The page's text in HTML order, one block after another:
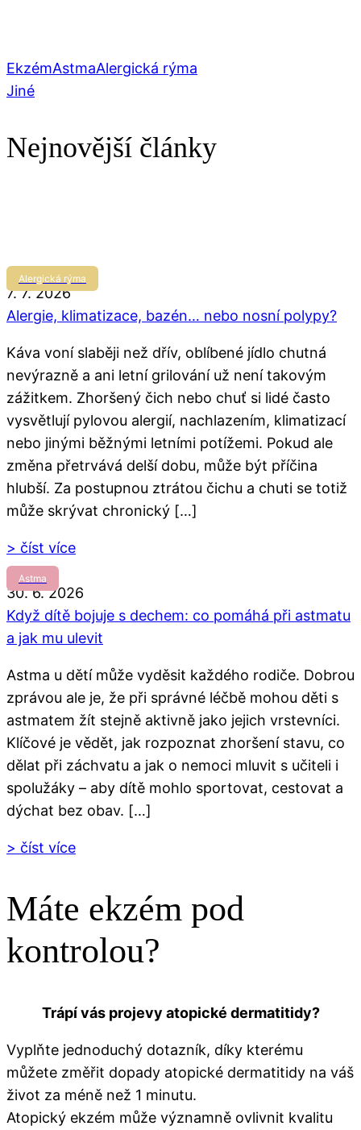
EkzémAstmaAlergická rýma
Jiné
Nejnovější články
Alergická rýma
7. 7. 2026
Alergie, klimatizace, bazén… nebo nosní polypy?
Káva voní slaběji než dřív, oblíbené jídlo chutná
nevýrazně a ani letní grilování už není takovým
zážitkem. Zhoršený čich nebo chuť si lidé často
vysvětlují pylovou alergií, nachlazením, klimatizací
nebo jinými běžnými letními potížemi. Pokud ale
změna přetrvává delší dobu, může být příčina
hlubší. Za postupnou ztrátou čichu a chuti se totiž
může skrývat chronický […]
> číst více
Astma
30. 6. 2026
Když dítě bojuje s dechem: co pomáhá při astmatu
a jak mu ulevit
Astma u dětí může vyděsit každého rodiče. Dobrou
zprávou ale je, že při správné léčbě mohou děti s
astmatem žít stejně aktivně jako jejich vrstevníci.
Klíčové je vědět, jak rozpoznat zhoršení stavu, co
dělat při záchvatu a jak o nemoci mluvit s učiteli i
spolužáky – aby dítě mohlo sportovat, cestovat a
dýchat bez obav. […]
> číst více
Máte ekzém pod
kontrolou?
Trápí vás projevy atopické dermatitidy?
Vyplňte jednoduchý dotazník, díky kterému
můžete změřit dopady atopické dermatitidy na váš
život za méně než 1 minutu.
Atopický ekzém může významně ovlivnit kvalitu